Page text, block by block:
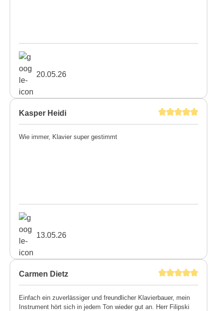
20.05.26
Kasper Heidi
Wie immer, Klavier super gestimmt
13.05.26
Carmen Dietz
Einfach ein zuverlässiger und freundlicher Klavierbauer, mein
Instrument hört sich in jedem Ton wieder gut an. Herr Filipski